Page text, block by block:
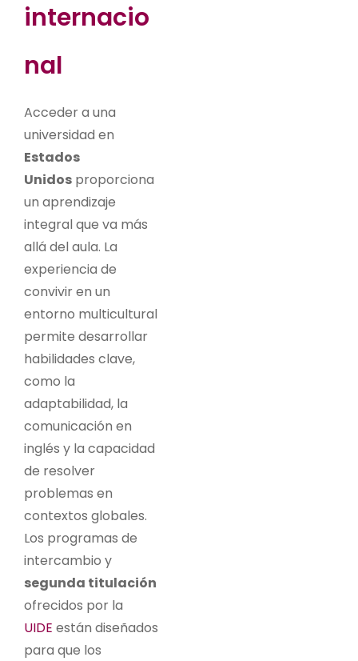
internacio
nal
Acceder a una
universidad en
Estados
Unidos proporciona
un aprendizaje
integral que va más
allá del aula. La
experiencia de
convivir en un
entorno multicultural
permite desarrollar
habilidades clave,
como la
adaptabilidad, la
comunicación en
inglés y la capacidad
de resolver
problemas en
contextos globales.
Los programas de
intercambio y
segunda titulación
ofrecidos por la
UIDE están diseñados
para que los